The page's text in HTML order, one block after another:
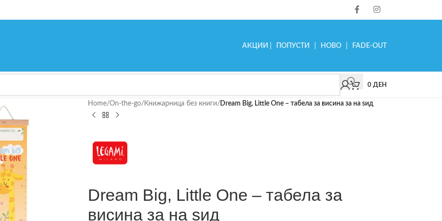
АКЦИИ ПОПУСТИ НОВО FADE-OUT
0 ДЕН
Home/On-the-go/ Книжарница без книги/ Dream Big, Little One – табела за висина за на ѕид
Dream Big, Little One – табела за
висина за на ѕид